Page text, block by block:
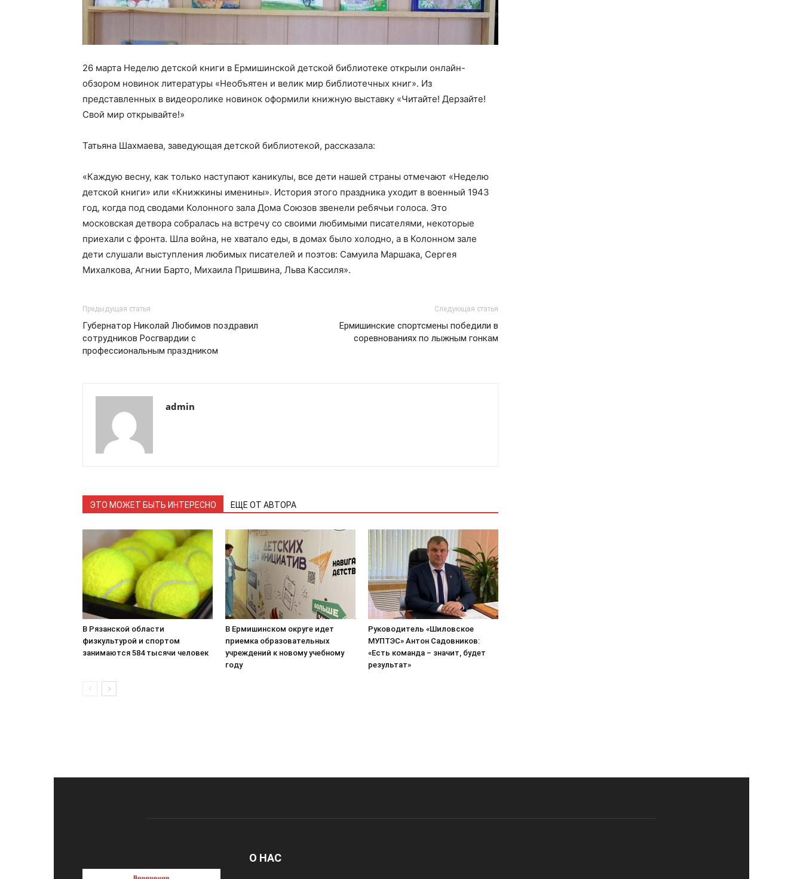
26 марта Неделю детской книги в Ермишинской детской библиотеке открыли онлайн-
обзором новинок литературы «Необъятен и велик мир библиотечных книг». Из
представленных в видеоролике новинок оформили книжную выставку «Читайте! Дерзайте!
Свой мир открывайте!»
Татьяна Шахмаева, заведующая детской библиотекой, рассказала:
«Каждую весну, как только наступают каникулы, все дети нашей страны отмечают «Неделю
детской книги» или «Книжкины именины». История этого праздника уходит в военный 1943
год, когда под сводами Колонного зала Дома Союзов звенели ребячьи голоса. Это
московская детвора собралась на встречу со своими любимыми писателями, некоторые
приехали с фронта. Шла война, не хватало еды, в домах было холодно, а в Колонном зале
дети слушали выступления любимых писателей и поэтов: Самуила Маршака, Сергея
Михалкова, Агнии Барто, Михаила Пришвина, Льва Кассиля».
Предыдущая статья
Губернатор Николай Любимов поздравил
сотрудников Росгвардии с
профессиональным праздником
Следующая статья
Ермишинские спортсмены победили в
соревнованиях по лыжным гонкам
admin
ЭТО МОЖЕТ БЫТЬ ИНТЕРЕСНО ЕЩЕ ОТ АВТОРА
В Рязанской области
физкультурой и спортом
занимаются 584 тысячи человек
В Ермишинском округе идет
приемка образовательных
учреждений к новому учебному
году
Руководитель «Шиловское
МУПТЭС» Антон Садовников:
«Есть команда – значит, будет
результат»
О НАС